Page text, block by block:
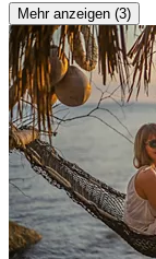
Mehr anzeigen (3)